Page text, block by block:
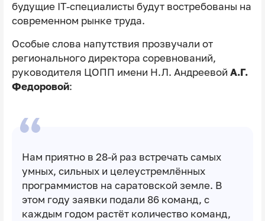
будущие IT-специалисты будут востребованы на
современном рынке труда.
Особые слова напутствия прозвучали от
регионального директора соревнований,
руководителя ЦОПП имени Н.Л. Андреевой А.Г.
Федоровой:
Нам приятно в 28-й раз встречать самых
умных, сильных и целеустремлённых
программистов на саратовской земле. В
этом году заявки подали 86 команд, с
каждым годом растёт количество команд,